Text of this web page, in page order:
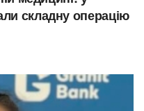
складну операцію